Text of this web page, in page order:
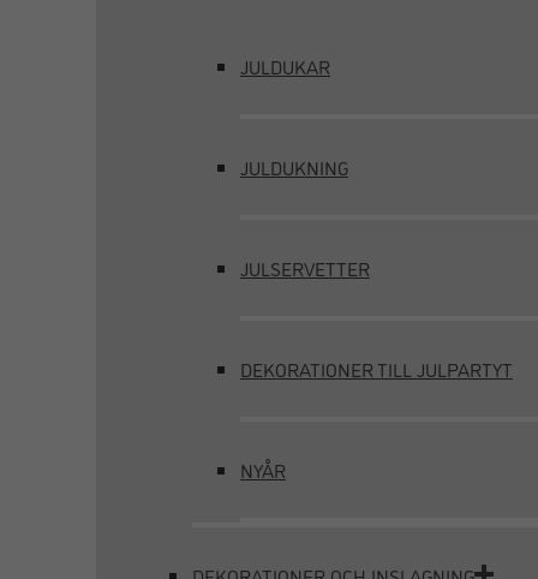
JULDUKAR
JULDUKNING
JULSERVETTER
DEKORATIONER TILL JULPARTYT
NYÅR